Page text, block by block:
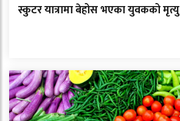
स्कुटर यात्रामा बेहोस भएका युवकको मृत्यु